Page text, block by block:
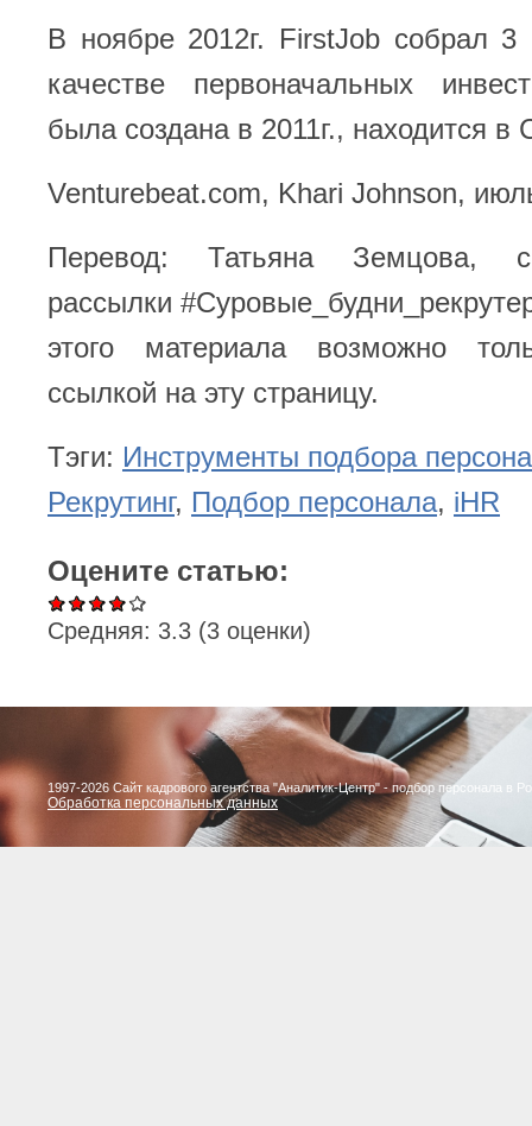
В ноябре 2012г. FirstJob собрал
качестве первоначальных
была создана в 2011г., находится в
Venturebeat.com, Khari Johnson,
Перевод: Татьяна Земцова,
рассылки
этого материала возможно
ссылкой на эту страницу.
Тэги: Инструменты подбора
Рекрутинг, Подбор персонала, iHR
Оцените статью:
Средняя: 3.3 (3 оценки)
1997-2026 Сайт кадрового агентства "Аналитик-Центр" - подбор персонала в
Обработка персональных данных